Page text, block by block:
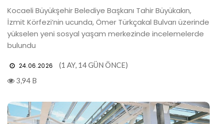
Kocaeli Büyükşehir Belediye Başkanı Tahir Büyükakın,
İzmit Körfezi’nin ucunda, Ömer Türkçakal Bulvarı üzerinde
yükselen yeni sosyal yaşam merkezinde incelemelerde
bulundu
24.06.2026
(1 AY, 14 GÜN ÖNCE)
3,94 B